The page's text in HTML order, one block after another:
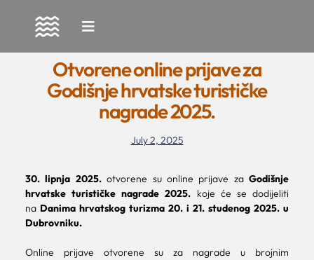
to
Otvorene online prijave za
Godišnje hrvatske turističke
nagrade 2025.
July 2, 2025
30. lipnja 2025.otvorene su online prijave zaGodišnje
hrvatske turističke nagrade 2025. koje će se dodijeliti
na Danima hrvatskog turizma 20. i 21. studenog 2025. u
Dubrovniku.
Online prijave otvorene su za nagrade u brojnim